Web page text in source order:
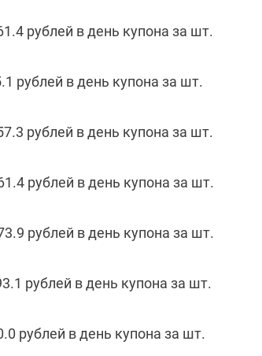
рублей в день купона за шт.
рублей в день купона за шт.
рублей в день купона за шт.
рублей в день купона за шт.
рублей в день купона за шт.
рублей в день купона за шт.
рублей в день купона за шт.